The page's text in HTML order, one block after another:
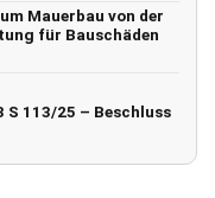
Mauerbau von der
für Bauschäden
113/25 – Beschluss